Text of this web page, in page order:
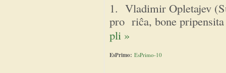
1. Vladimir Opletajev
pro riĉa, bone
pli »
EsPrimo: EsPrimo-10